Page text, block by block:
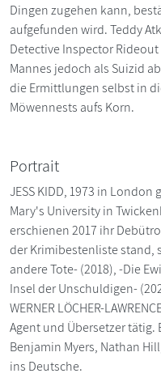
Dingen zugehen kann,
aufgefunden wird. Teddy
Detective Inspector
Mannes jedoch als Suizid
die Ermittlungen selbst in
Möwennests aufs Korn.
Portrait
JESS KIDD, 1973 in
Mary's University in
erschienen 2017 ihr
der Krimibestenliste stand,
andere Tote- (2018), -Die
Insel der Unschuldigen-
WERNER LÖCHER-
Agent und Übersetzer tätig.
Benjamin Myers, Nathan
ins Deutsche.